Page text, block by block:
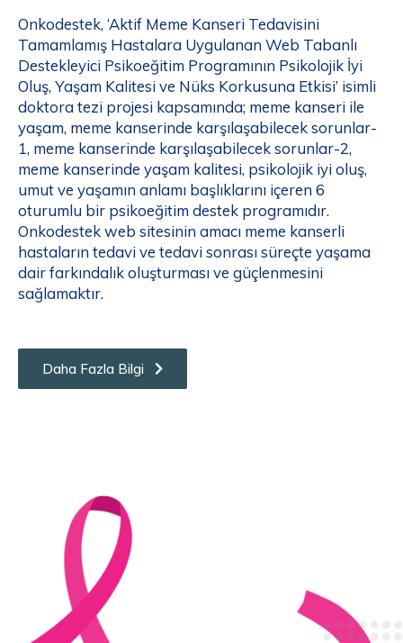
Onkodestek, ‘Aktif Meme Kanseri Tedavisini
Tamamlamış Hastalara Uygulanan Web Tabanlı
Destekleyici Psikoeğitim Programının Psikolojik İyi
Oluş, Yaşam Kalitesi ve Nüks Korkusuna Etkisi’ isimli
doktora tezi projesi kapsamında; meme kanseri ile
yaşam, meme kanserinde karşılaşabilecek sorunlar-
1, meme kanserinde karşılaşabilecek sorunlar-2,
meme kanserinde yaşam kalitesi, psikolojik iyi oluş,
umut ve yaşamın anlamı başlıklarını içeren 6
oturumlu bir psikoeğitim destek programıdır.
Onkodestek web sitesinin amacı meme kanserli
hastaların tedavi ve tedavi sonrası süreçte yaşama
dair farkındalık oluşturması ve güçlenmesini
sağlamaktır.
Daha Fazla Bilgi